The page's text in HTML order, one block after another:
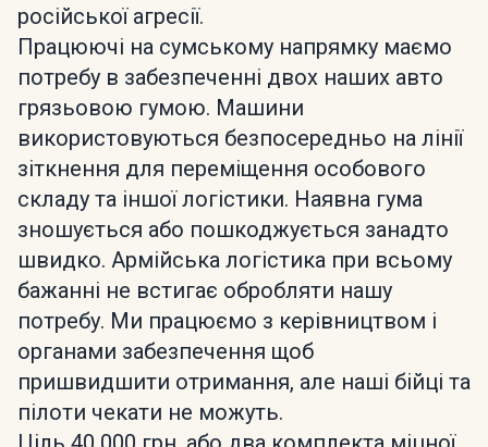
російської агресії.
Працюючі на сумському напрямку маємо
потребу в забезпеченні двох наших авто
грязьовою гумою. Машини
використовуються безпосередньо на лінії
зіткнення для переміщення особового
складу та іншої логістики. Наявна гума
зношується або пошкоджується занадто
швидко. Армійська логістика при всьому
бажанні не встигає обробляти нашу
потребу. Ми працюємо з керівництвом і
органами забезпечення щоб
пришвидшити отримання, але наші бійці та
пілоти чекати не можуть.